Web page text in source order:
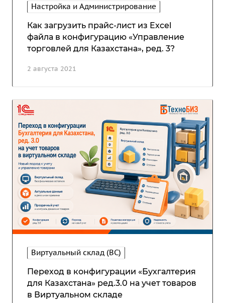
Настройка и Администрирование
2 августа 2021
Как загрузить прайс-лист из Excel
файла в конфигурацию «Управление
торговлей для Казахстана», ред. 3?
Виртуальный склад (ВС)
Переход в конфигурации «Бухгалтерия
для Казахстана» ред.3.0 на учет товаров
в Виртуальном складе